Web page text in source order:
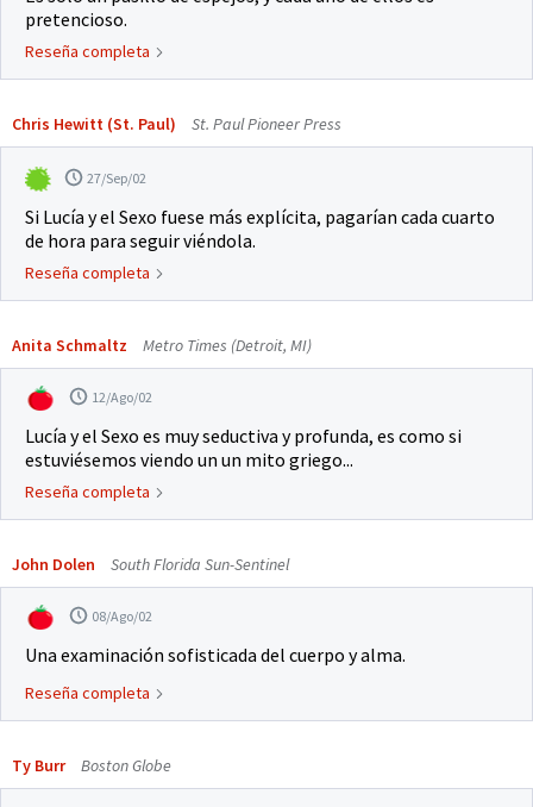
pretencioso.
Reseña completa
Chris Hewitt (St. Paul) St. Paul Pioneer Press
27/Sep/02
Si Lucía y el Sexo fuese más explícita, pagarían cada cuarto
de hora para seguir viéndola.
Reseña completa
Anita Schmaltz Metro Times (Detroit, MI)
12/Ago/02
Lucía y el Sexo es muy seductiva y profunda, es como si
estuviésemos viendo un un mito griego...
Reseña completa
John Dolen South Florida Sun-Sentinel
08/Ago/02
Una examinación sofisticada del cuerpo y alma.
Reseña completa
Ty Burr Boston Globe